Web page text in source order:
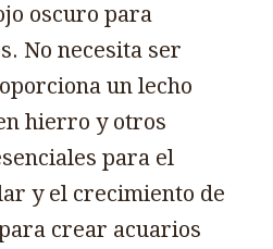
oscuro para
No necesita ser
un lecho
hierro y otros
para el
y el crecimiento de
crear acuarios